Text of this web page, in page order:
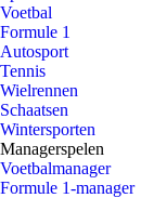
Voetbal
Formule 1
Autosport
Tennis
Wielrennen
Schaatsen
Wintersporten
Managerspelen
Voetbalmanager
Formule 1-manager